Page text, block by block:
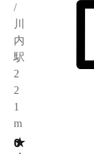
/
川
内
駅
2
2
1
m
★
0
0